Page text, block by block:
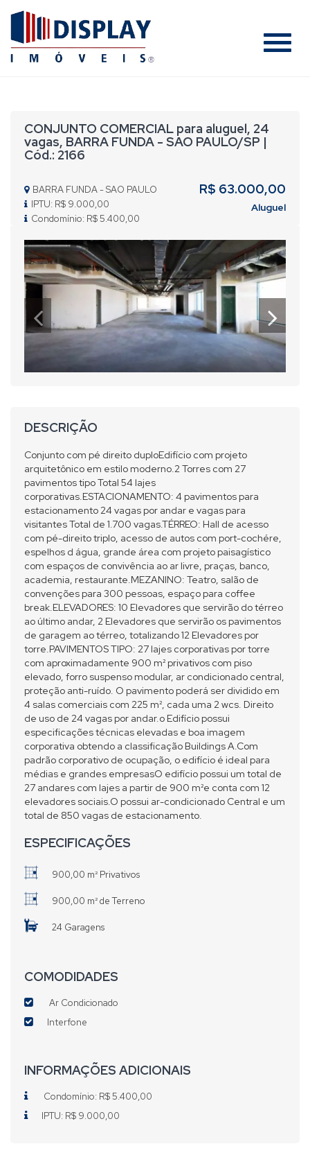
#
CONJUNTO COMERCIAL para aluguel, 24
vagas, BARRA FUNDA - SAO PAULO/SP |
Cód.: 2166
BARRA FUNDA - SAO PAULO
IPTU: R$ 9.000,00
Condomínio: R$ 5.400,00
R$ 63.000,00
Aluguel
Previous
DESCRIÇÃO
Conjunto com pé direito duploEdifício com projeto
arquitetônico em estilo moderno.2 Torres com 27
pavimentos tipo Total 54 lajes
corporativas.ESTACIONAMENTO: 4 pavimentos para
estacionamento 24 vagas por andar e vagas para
visitantes Total de 1.700 vagas.TÉRREO: Hall de acesso
com pé-direito triplo, acesso de autos com port-cochére,
espelhos d água, grande área com projeto paisagístico
com espaços de convivência ao ar livre, praças, banco,
academia, restaurante.MEZANINO: Teatro, salão de
convenções para 300 pessoas, espaço para coffee
break.ELEVADORES: 10 Elevadores que servirão do térreo
ao último andar, 2 Elevadores que servirão os pavimentos
de garagem ao térreo, totalizando 12 Elevadores por
torre.PAVIMENTOS TIPO: 27 lajes corporativas por torre
com aproximadamente 900 m² privativos com piso
elevado, forro suspenso modular, ar condicionado central,
proteção anti-ruído. O pavimento poderá ser dividido em
4 salas comerciais com 225 m², cada uma 2 wcs. Direito
de uso de 24 vagas por andar.o Edifício possui
especificações técnicas elevadas e boa imagem
corporativa obtendo a classificação Buildings A.Com
padrão corporativo de ocupação, o edifício é ideal para
médias e grandes empresasO edifício possui um total de
27 andares com lajes a partir de 900 m²e conta com 12
elevadores sociais.O possui ar-condicionado Central e um
total de 850 vagas de estacionamento.
ESPECIFICAÇÕES
900,00 m² Privativos
900,00 m² de Terreno
24 Garagens
COMODIDADES
Ar Condicionado
Interfone
INFORMAÇÕES ADICIONAIS
Condomínio: R$ 5.400,00
IPTU: R$ 9.000,00